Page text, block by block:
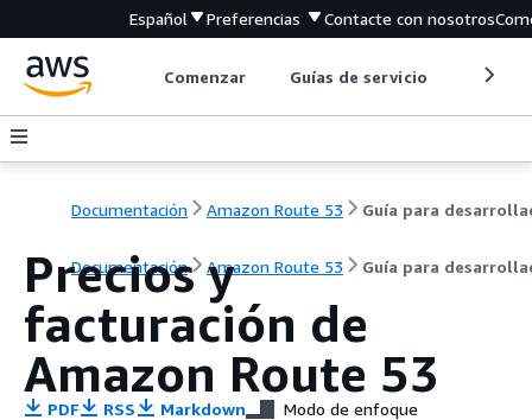
Español Preferencias Contacte con nosotros
Comenzar Guías de servicio
Documentación Amazon Route 53
Documentación Amazon Route 53 Guía para
Precios y
facturación de
Amazon Route 53
PDF RSS Markdown Modo de enfoque